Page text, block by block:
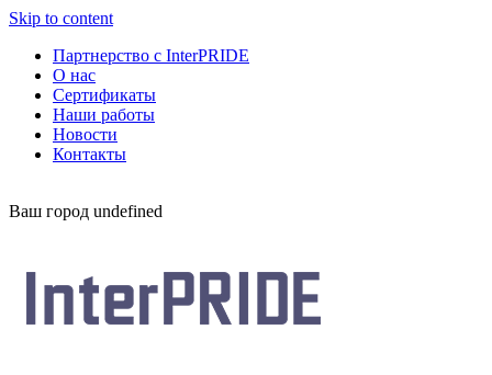
Skip to content
Партнерство с InterPRIDE
О нас
Сертификаты
Наши работы
Новости
Контакты
Ваш город undefined